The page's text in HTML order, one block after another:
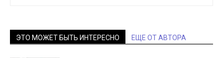
ЭТО МОЖЕТ БЫТЬ ИНТЕРЕСНО ЕЩЕ ОТ АВТОРА